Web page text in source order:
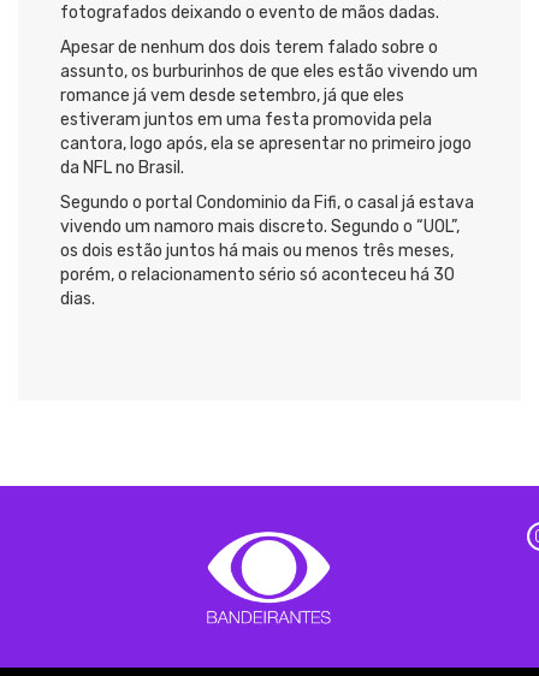
fotografados deixando o evento de mãos dadas.
Apesar de nenhum dos dois terem falado sobre o
assunto, os burburinhos de que eles estão vivendo um
romance já vem desde setembro, já que eles
estiveram juntos em uma festa promovida pela
cantora, logo após, ela se apresentar no primeiro jogo
da NFL no Brasil.
Segundo o portal Condominio da Fifi, o casal já estava
vivendo um namoro mais discreto. Segundo o “UOL”,
os dois estão juntos há mais ou menos três meses,
porém, o relacionamento sério só aconteceu há 30
dias.